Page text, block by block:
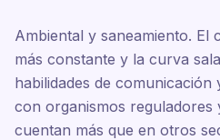
Ambiental y saneamiento. El
más constante y la curva
habilidades de
con organismos reguladores
cuentan más que en otros